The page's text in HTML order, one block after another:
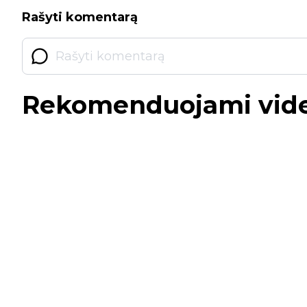
Rašyti komentarą
Rekomenduojami